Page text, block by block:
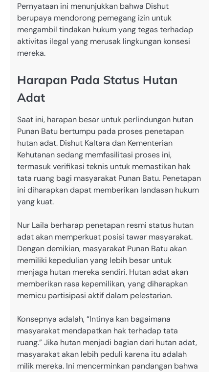
Pernyataan ini menunjukkan bahwa Dishut
berupaya mendorong pemegang izin untuk
mengambil tindakan hukum yang tegas terhadap
aktivitas ilegal yang merusak lingkungan konsesi
mereka.
Harapan Pada Status Hutan
Adat
Saat ini, harapan besar untuk perlindungan hutan
Punan Batu bertumpu pada proses penetapan
hutan adat. Dishut Kaltara dan Kementerian
Kehutanan sedang memfasilitasi proses ini,
termasuk verifikasi teknis untuk memastikan hak
tata ruang bagi masyarakat Punan Batu. Penetapan
ini diharapkan dapat memberikan landasan hukum
yang kuat.
Nur Laila berharap penetapan resmi status hutan
adat akan memperkuat posisi tawar masyarakat.
Dengan demikian, masyarakat Punan Batu akan
memiliki kepedulian yang lebih besar untuk
menjaga hutan mereka sendiri. Hutan adat akan
memberikan rasa kepemilikan, yang diharapkan
memicu partisipasi aktif dalam pelestarian.
Konsepnya adalah, “Intinya kan bagaimana
masyarakat mendapatkan hak terhadap tata
ruang.” Jika hutan menjadi bagian dari hutan adat,
masyarakat akan lebih peduli karena itu adalah
milik mereka. Ini mencerminkan pandangan bahwa